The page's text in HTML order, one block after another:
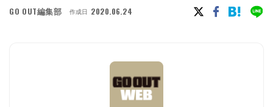
GO OUT編集部 作成日 2020.06.24